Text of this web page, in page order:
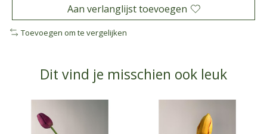
Aan verlanglijst toevoegen
Toevoegen om te vergelijken
Dit vind je misschien ook leuk